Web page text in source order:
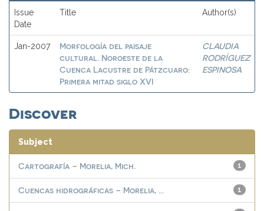
Issue
Date
Title Author(s)
Jan-2007
Morfología del paisaje
cultural. Noroeste de la
Cuenca Lacustre de Pátzcuaro:
Primera mitad siglo XVI
CLAUDIA
RODRÍGUEZ
ESPINOSA
Discover
Subject
1
Cartografía – Morelia, Mich.
1
Cuencas hidrográficas – Morelia, ...